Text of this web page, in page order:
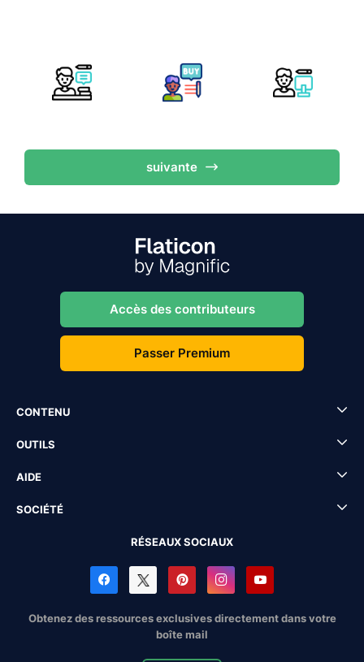
suivante
Accès des contributeurs
Passer Premium
CONTENU
OUTILS
AIDE
SOCIÉTÉ
RÉSEAUX SOCIAUX
Obtenez des ressources exclusives directement dans votre
boîte mail